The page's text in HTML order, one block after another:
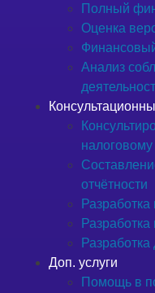
Полный
Оценка
Анализ
налоговому
отчётности
Разработка
Доп. услуги
Помощь в